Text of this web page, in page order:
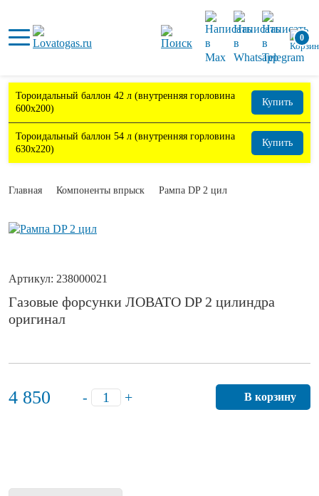
0
Тороидальный баллон 42 л (внутренняя горловина
600х200)
Купить
Тороидальный баллон 54 л (внутренняя горловина
630х220)
Купить
Главная Компоненты впрыск Рампа DP 2 цил
Артикул: 238000021
Газовые форсунки ЛОВАТО DP 2 цилиндра
оригинал
4 850 - + В корзину